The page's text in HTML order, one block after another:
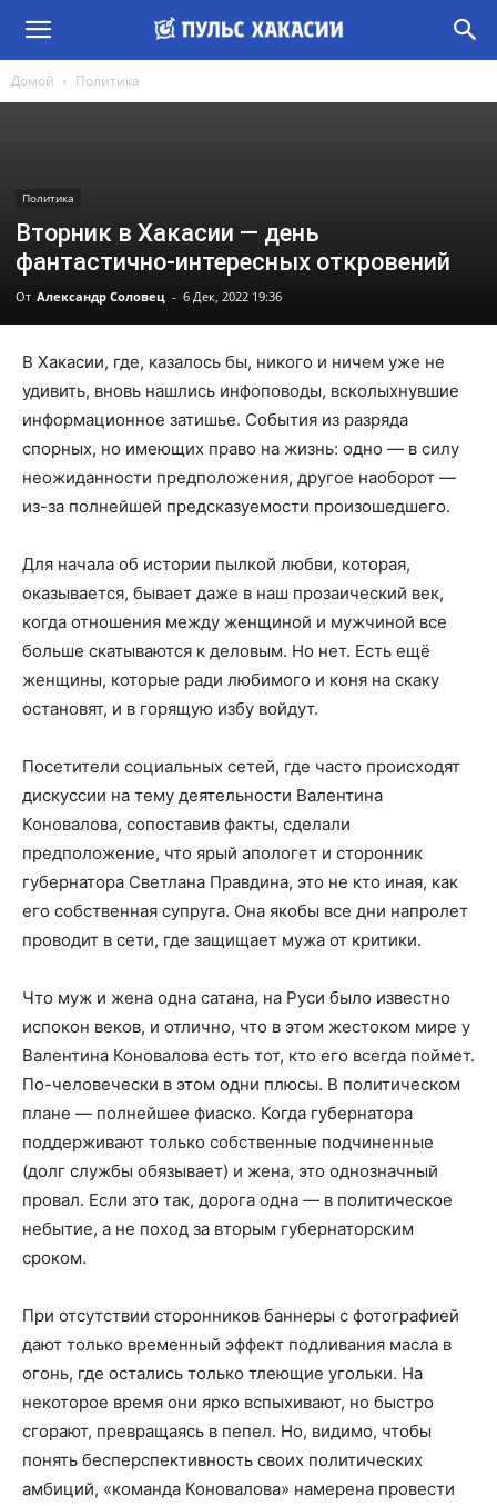
Домой Политика
Политика
Вторник в Хакасии — день
фантастично-интересных откровений
От Александр Соловец - 6 Дек, 2022 19:36
В Хакасии, где, казалось бы, никого и ничем уже не
удивить, вновь нашлись инфоповоды, всколыхнувшие
информационное затишье. События из разряда
спорных, но имеющих право на жизнь: одно — в силу
неожиданности предположения, другое наоборот —
из-за полнейшей предсказуемости произошедшего.
Для начала об истории пылкой любви, которая,
оказывается, бывает даже в наш прозаический век,
когда отношения между женщиной и мужчиной все
больше скатываются к деловым. Но нет. Есть ещё
женщины, которые ради любимого и коня на скаку
остановят, и в горящую избу войдут.
Посетители социальных сетей, где часто происходят
дискуссии на тему деятельности Валентина
Коновалова, сопоставив факты, сделали
предположение, что ярый апологет и сторонник
губернатора Светлана Правдина, это не кто иная, как
его собственная супруга. Она якобы все дни напролет
проводит в сети, где защищает мужа от критики.
Что муж и жена одна сатана, на Руси было известно
испокон веков, и отлично, что в этом жестоком мире у
Валентина Коновалова есть тот, кто его всегда поймет.
По-человечески в этом одни плюсы. В политическом
плане — полнейшее фиаско. Когда губернатора
поддерживают только собственные подчиненные
(долг службы обязывает) и жена, это однозначный
провал. Если это так, дорога одна — в политическое
небытие, а не поход за вторым губернаторским
сроком.
При отсутствии сторонников баннеры с фотографией
дают только временный эффект подливания масла в
огонь, где остались только тлеющие угольки. На
некоторое время они ярко вспыхивают, но быстро
сгорают, превращаясь в пепел. Но, видимо, чтобы
понять бесперспективность своих политических
амбиций, «команда Коновалова» намерена провести